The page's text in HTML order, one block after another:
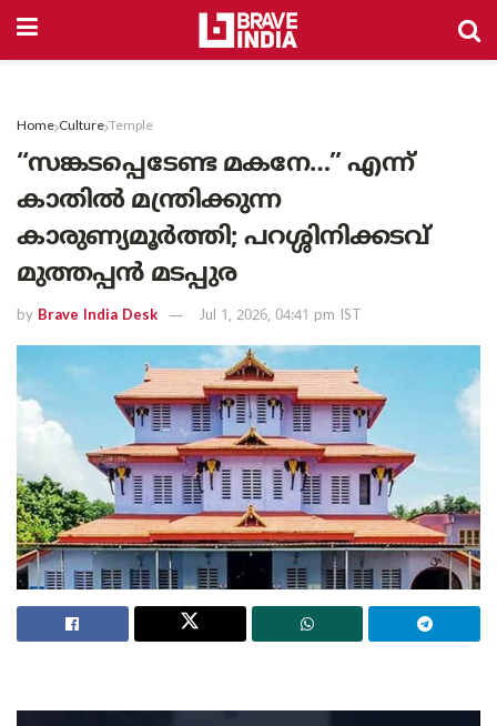
Home Culture Temple
“സങ്കടപ്പെടേണ്ട മകനേ…” എന്ന്
കാതിൽ മന്ത്രിക്കുന്ന
കാരുണ്യമൂർത്തി; പറശ്ശിനിക്കടവ്
മുത്തപ്പൻ മടപ്പുര
by Brave India Desk Jul 1, 2026, 04:41 pm IST